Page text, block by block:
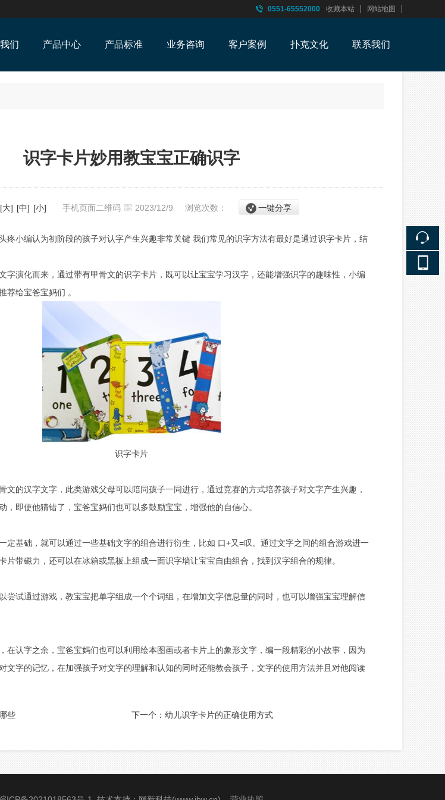
0551-65552000 收藏本站 网站地图
们 产品中心 产品标准 业务咨询 客户案例 扑克文化 联系我们
识字卡片妙用教宝宝正确识字
[大] [中] [小] 手机页面二维码 2023/12/9 浏览次数： 一键分享
小编认为初阶段的孩子对认字产生兴趣非常关键 我们常见的识字方法有最好是通过识字卡片 ，结
演化而来，通过带有甲骨文的识字卡片，既可以让宝宝学习汉字，还能增强识字的趣味性，小编
荐给宝爸宝妈们 。
识字卡片
的汉字文字，此类游戏父母可以陪同孩子一同进行，通过竞赛的方式培养孩子对文字产生兴趣，
，即使他猜错了，宝爸宝妈们也可以多鼓励宝宝，增强他的自信心。
基础，就可以通过一些基础文字的组合进行衍生，比如 口+又=叹。通过文字之间的组合游戏进一
片带磁力，还可以在冰箱或黑板上组成一面识字墙让宝宝自由组合，找到汉字组合的规律。
试通过游戏，教宝宝把单字组成一个个词组，在增加文字信息量的同时，也可以增强宝宝理解信
认字之余，宝爸宝妈们也可以利用绘本图画或者卡片上的象形文字，编一段精彩的小故事，因为
文字的记忆，在加强孩子对文字的理解和认知的同时还能教会孩子，文字的使用方法并且对他阅读
些 下一个： 幼儿识字卡片的正确使用方式